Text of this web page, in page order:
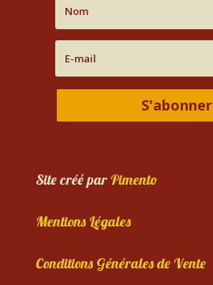
S'abonner
Site créé parPimento
Mentions Légales
Conditions Générales de Vente